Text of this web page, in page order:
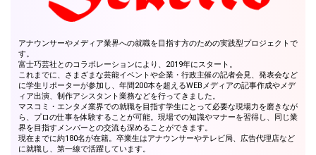
アナウンサーやメディア業界への就職を目指す方のための実践型プロジェクトで
す。
富士巧芸社とのコラボレーションにより、2019年にスタート。
これまでに、さまざまな芸能イベントや企業・行政主催の記者会見、発表会など
に学生リポーターが参加し、年間200本を超えるWEBメディアの記事作成やメデ
ィア出演、制作アシスタント業務などを行ってきました。
マスコミ・エンタメ業界での就職を目指す学生にとって必要な現場力を磨きなが
ら、プロの仕事を体験することが可能。現場での知識やマナーを習得し、同じ業
界を目指すメンバーとの交流も深めることができます。
現在までに約180名が在籍。卒業生はアナウンサーやテレビ局、広告代理店など
に就職し、第一線で活躍しています。